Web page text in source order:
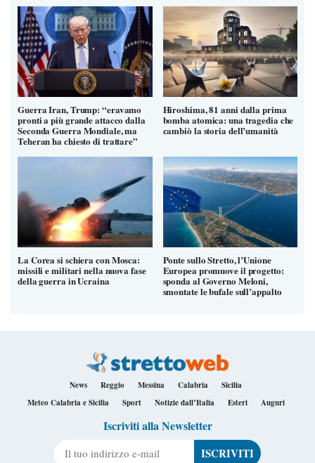
Guerra Iran, Trump: “eravamo
pronti a più grande attacco dalla
Seconda Guerra Mondiale, ma
Teheran ha chiesto di trattare”
Hiroshima, 81 anni dalla prima
bomba atomica: una tragedia che
cambiò la storia dell’umanità
La Corea si schiera con Mosca:
missili e militari nella nuova fase
della guerra in Ucraina
Ponte sullo Stretto, l’Unione
Europea promuove il progetto:
sponda al Governo Meloni,
smontate le bufale sull’appalto
News Reggio Messina Calabria
Sicilia
Meteo Calabria e Sicilia
Sport Notizie dall’Italia Esteri Auguri
Iscriviti alla Newsletter